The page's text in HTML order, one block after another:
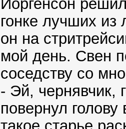
Йоргенсон
гонке лучших
он на
мой день. Свен
соседству со
- Эй, чернявчик,
повернул
такое старье